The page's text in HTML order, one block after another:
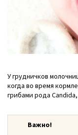
У грудничков
когда во время
грибами рода
Важно!